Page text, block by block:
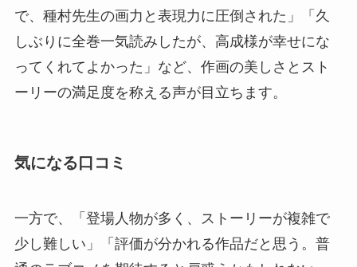
で、種村先生の画力と表現力に圧倒された」「久
しぶりに全巻一気読みしたが、高成様が幸せにな
ってくれてよかった」など、作画の美しさとスト
ーリーの満足度を称える声が目立ちます。
気になる口コミ
一方で、「登場人物が多く、ストーリーが複雑で
少し難しい」「評価が分かれる作品だと思う。普